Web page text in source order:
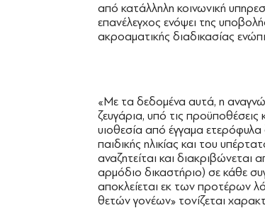
από κατάλληλη κοινωνική
επανέλεγχος ενόψει της
ακροαματικής διαδικασίας
«Με τα δεδομένα αυτά, η
ζευγάρια, υπό τις προϋποθέσεις
υιοθεσία από έγγαμα
παιδικής ηλικίας και του
αναζητείται και διακριβώνεται
αρμόδιο δικαστήριο) σε κάθε
αποκλείεται εκ των προτέρων
θετών γονέων» τονίζεται